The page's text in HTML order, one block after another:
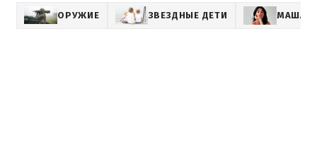
ОРУЖИЕ ЗВЕЗДНЫЕ ДЕТИ МАША